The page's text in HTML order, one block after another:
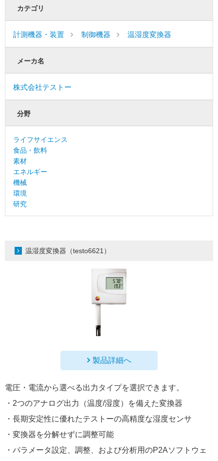
カテゴリ
計測機器・装置 制御機器 温湿度変換器
メーカ名
株式会社テストー
分野
ライフサイエンス
食品・飲料
素材
エネルギー
機械
環境
研究
温湿度変換器（testo6621）
製品詳細へ
電圧・電流から選べる出力タイプを選択できます。
・2つのアナログ出力（温度/湿度）を備えた変換器
・長期安定性に優れたテストーの高精度な湿度センサ
・変換器を分解せずに調整可能
・パラメータ設定、調整、および分析用のP2Aソフトウェ